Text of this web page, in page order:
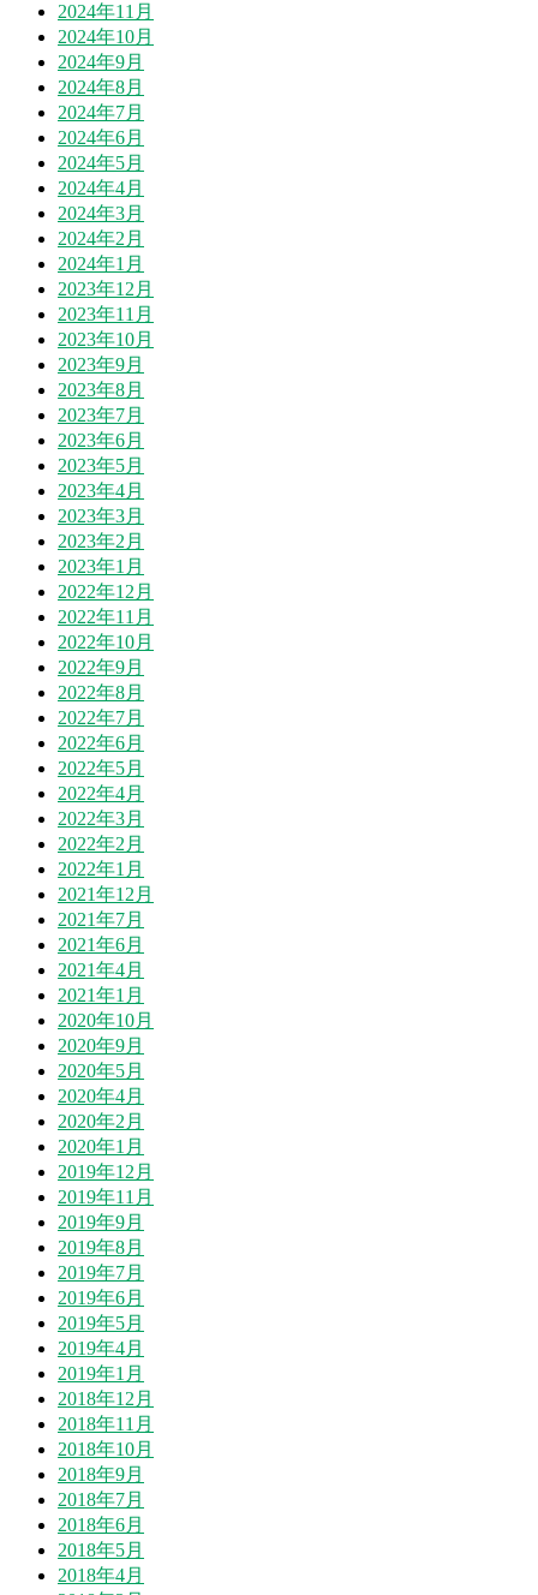
2024年11月
2024年10月
2024年9月
2024年8月
2024年7月
2024年6月
2024年5月
2024年4月
2024年3月
2024年2月
2024年1月
2023年12月
2023年11月
2023年10月
2023年9月
2023年8月
2023年7月
2023年6月
2023年5月
2023年4月
2023年3月
2023年2月
2023年1月
2022年12月
2022年11月
2022年10月
2022年9月
2022年8月
2022年7月
2022年6月
2022年5月
2022年4月
2022年3月
2022年2月
2022年1月
2021年12月
2021年7月
2021年6月
2021年4月
2021年1月
2020年10月
2020年9月
2020年5月
2020年4月
2020年2月
2020年1月
2019年12月
2019年11月
2019年9月
2019年8月
2019年7月
2019年6月
2019年5月
2019年4月
2019年1月
2018年12月
2018年11月
2018年10月
2018年9月
2018年7月
2018年6月
2018年5月
2018年4月